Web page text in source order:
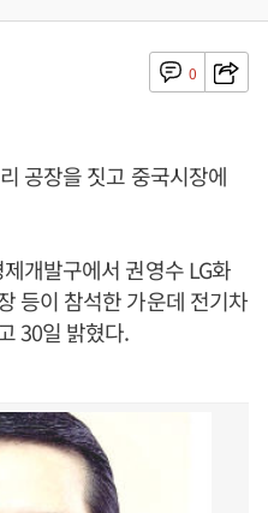
0
공장을 짓고 중국시장에
개발구에서 권영수 LG화
등이 참석한 가운데 전기차
30일 밝혔다.